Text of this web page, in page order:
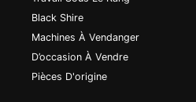
Black Shire
Machines À Vendanger
D’occasion À Vendre
Pièces D'origine